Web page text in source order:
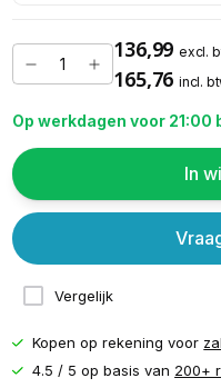
136,99 excl.
165,76 incl.
Op werkdagen voor 21:00
In
Vergelijk
Kopen op rekening voor
4.5 / 5 op basis van 200+